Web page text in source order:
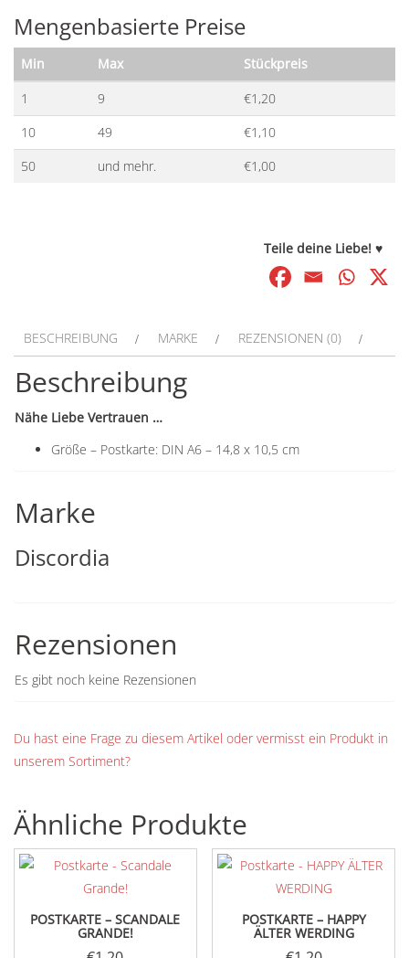
Menge
Mengenbasierte Preise
Min Max
Stückpreis
1
9 €1,20
10
49 €1,10
50
und mehr. €1,00
Teile deine Liebe! ♥
BESCHREIBUNG MARKE REZENSIONEN (0)
Beschreibung
Nähe Liebe Vertrauen …
Größe – Postkarte: DIN A6 – 14,8 x 10,5 cm
Marke
Discordia
Rezensionen
Es gibt noch keine Rezensionen
Du hast eine Frage zu diesem Artikel oder vermisst ein Produkt in
unserem Sortiment?
Ähnliche Produkte
POSTKARTE – SCANDALE
GRANDE!
POSTKARTE – HAPPY
ÄLTER WERDING